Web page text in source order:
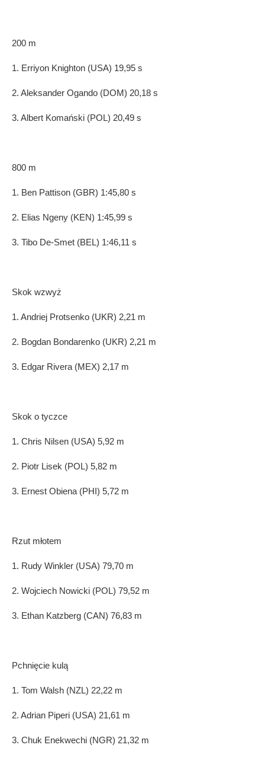
200 m
1. Erriyon Knighton (USA) 19,95 s
2. Aleksander Ogando (DOM) 20,18 s
3. Albert Komański (POL) 20,49 s
800 m
1. Ben Pattison (GBR) 1:45,80 s
2. Elias Ngeny (KEN) 1:45,99 s
3. Tibo De-Smet (BEL) 1:46,11 s
Skok wzwyż
1. Andriej Protsenko (UKR) 2,21 m
2. Bogdan Bondarenko (UKR) 2,21 m
3. Edgar Rivera (MEX) 2,17 m
Skok o tyczce
1. Chris Nilsen (USA) 5,92 m
2. Piotr Lisek (POL) 5,82 m
3. Ernest Obiena (PHI) 5,72 m
Rzut młotem
1. Rudy Winkler (USA) 79,70 m
2. Wojciech Nowicki (POL) 79,52 m
3. Ethan Katzberg (CAN) 76,83 m
Pchnięcie kulą
1. Tom Walsh (NZL) 22,22 m
2. Adrian Piperi (USA) 21,61 m
3. Chuk Enekwechi (NGR) 21,32 m